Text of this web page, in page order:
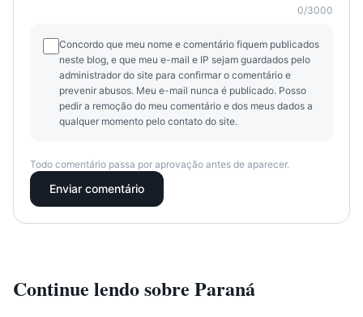
0/3000
Concordo que meu nome e comentário fiquem publicados
neste blog, e que meu e-mail e IP sejam guardados pelo
administrador do site para confirmar o comentário e
prevenir abusos. Meu e-mail nunca é publicado. Posso
pedir a remoção do meu comentário e dos meus dados a
qualquer momento pelo contato do site.
Todo comentário passa por aprovação antes de aparecer.
Enviar comentário
Continue lendo sobre Paraná